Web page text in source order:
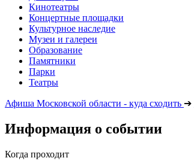
Кинотеатры
Концертные площадки
Культурное наследие
Музеи и галереи
Образование
Памятники
Парки
Театры
Афиша Московской области - куда сходить ➔
Информация о событии
Когда проходит